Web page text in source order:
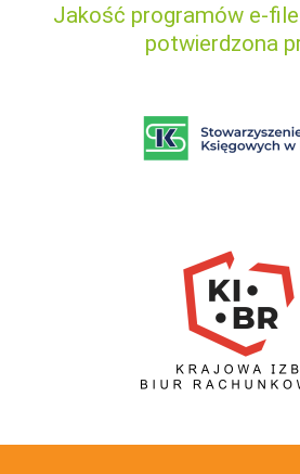
Jakość programów e-
potwierdzona